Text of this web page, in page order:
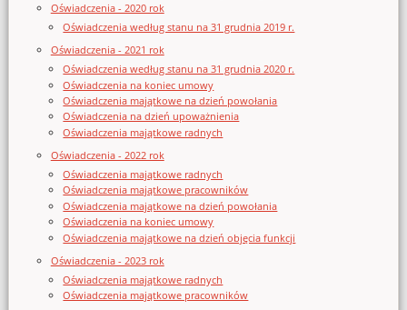
Oświadczenia - 2020 rok
Oświadczenia według stanu na 31 grudnia 2019 r.
Oświadczenia - 2021 rok
Oświadczenia według stanu na 31 grudnia 2020 r.
Oświadczenia na koniec umowy
Oświadczenia majątkowe na dzień powołania
Oświadczenia na dzień upoważnienia
Oświadczenia majątkowe radnych
Oświadczenia - 2022 rok
Oświadczenia majątkowe radnych
Oświadczenia majątkowe pracowników
Oświadczenia majątkowe na dzień powołania
Oświadczenia na koniec umowy
Oświadczenia majątkowe na dzień objęcia funkcji
Oświadczenia - 2023 rok
Oświadczenia majątkowe radnych
Oświadczenia majątkowe pracowników